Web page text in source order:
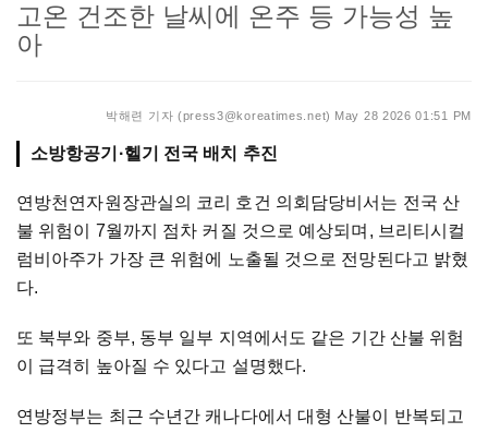
고온 건조한 날씨에 온주 등 가능성 높
아
박해련 기자 (press3@koreatimes.net) May 28 2026 01:51 PM
소방항공기·헬기 전국 배치 추진
연방천연자원장관실의 코리 호건 의회담당비서는 전국 산
불 위험이 7월까지 점차 커질 것으로 예상되며, 브리티시컬
럼비아주가 가장 큰 위험에 노출될 것으로 전망된다고 밝혔
다.
또 북부와 중부, 동부 일부 지역에서도 같은 기간 산불 위험
이 급격히 높아질 수 있다고 설명했다.
연방정부는 최근 수년간 캐나다에서 대형 산불이 반복되고